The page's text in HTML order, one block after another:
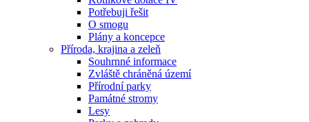
Potřebuji řešit
O smogu
Plány a koncepce
Příroda, krajina a zeleň
Souhrnné informace
Zvláště chráněná území
Přírodní parky
Památné stromy
Lesy